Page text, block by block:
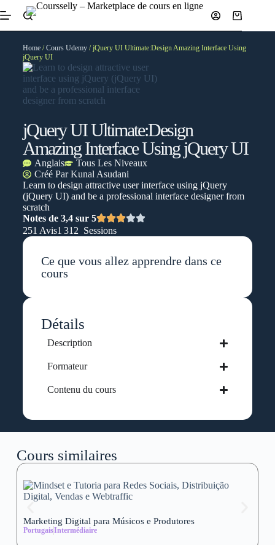
Home/Cours Udemy/ jQuery UI Ultimate:Design Amazing Interface Using
jQuery UI
jQuery UI Ultimate:Design
Amazing Interface Using jQuery UI
Anglais
Tous Les Niveaux
Créé ParKunal Asudani
Learn to design attractive user interface using jQuery
(jQuery UI) and be a professional interface designer from
scratch
Notes de 3,4 sur 5
251 Avis1 312 Sessions
Ce que vous allez apprendre dans ce
cours
Détails
Description
Formateur
Contenu du cours
Cours similaires
Marketing Digital para Músicos e Produtores
PortugaisIntermédiaire